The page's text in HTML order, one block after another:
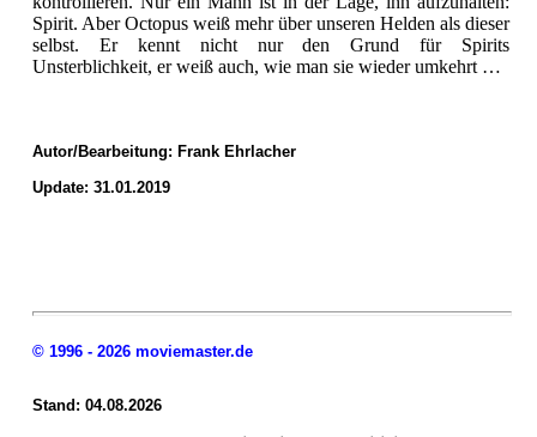
Spirit. Aber Octopus weiß mehr über unseren Helden als dieser
selbst. Er kennt nicht nur den Grund für Spirits
Unsterblichkeit, er weiß auch, wie man sie wieder umkehrt …
Autor/Bearbeitung: Frank Ehrlacher
Update: 31.01.2019
© 1996 - 2026 moviemaster.de
Stand: 04.08.2026